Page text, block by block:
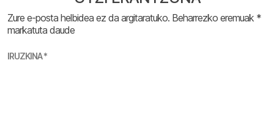
Zure e-posta helbidea ez da argitaratuko. Beharrezko eremuak *
markatuta daude
IRUZKINA*